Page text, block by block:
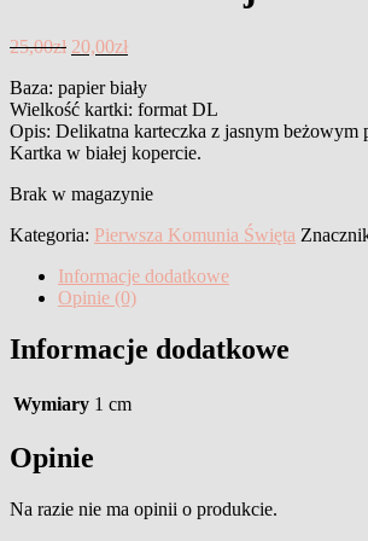
25,00zł Pierwotna
wynosiła:
25,00zł.
20,00złAktualna
wynosi:
20,00zł.
Baza: papier biały
Wielkość kartki: format DL
Opis: Delikatna karteczka z jasnym beżowym
Kartka w białej kopercie.
Brak w magazynie
Kategoria: Pierwsza Komunia Święta
Informacje dodatkowe
Opinie (0)
Informacje dodatkowe
Wymiary 1 cm
Opinie
Na razie nie ma opinii o produkcie.